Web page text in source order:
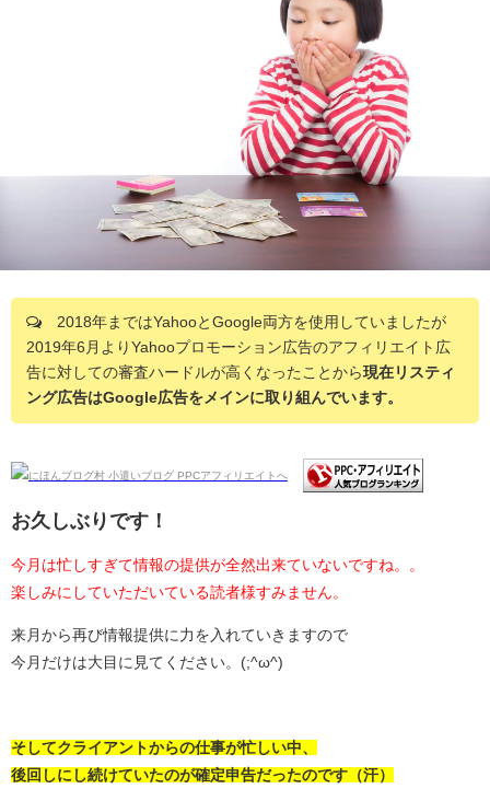
2018年まではYahooとGoogle両方を使用していましたが
2019年6月よりYahooプロモーション広告のアフィリエイト広
告に対しての審査ハードルが高くなったことから現在リスティ
ング広告はGoogle広告をメインに取り組んでいます。
お久しぶりです！
今月は忙しすぎて情報の提供が全然出来ていないですね。。
楽しみにしていただいている読者様すみません。
来月から再び情報提供に力を入れていきますので
今月だけは大目に見てください。(;^ω^)
そしてクライアントからの仕事が忙しい中、
後回しにし続けていたのが確定申告だったのです（汗）